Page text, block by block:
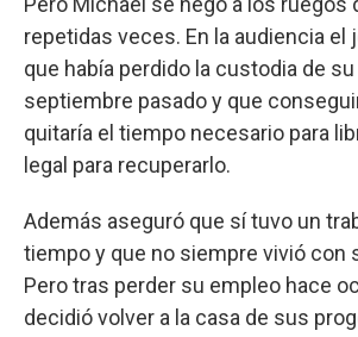
repetidas veces. En la audiencia el
que había perdido la custodia de
septiembre pasado y que
quitaría el tiempo necesario para
legal para recuperarlo.
Además aseguró que sí tuvo un
tiempo y que no siempre vivió con
Pero tras perder su empleo hace
decidió volver a la casa de sus